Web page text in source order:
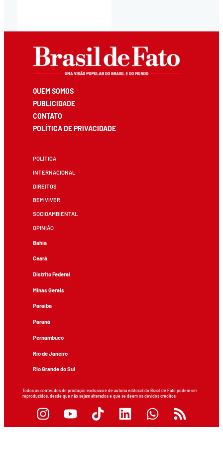
QUEM SOMOS
PUBLICIDADE
CONTATO
POLÍTICA DE PRIVACIDADE
POLÍTICA
INTERNACIONAL
DIREITOS
BEM VIVER
SOCIOAMBIENTAL
OPINIÃO
Bahia
Ceará
Distrito Federal
Minas Gerais
Paraíba
Paraná
Pernambuco
Rio de Janeiro
Rio Grande do Sul
Todos os conteúdos de produção exclusiva e de autoria editorial do Brasil de Fato podem ser
reproduzidos, desde que não sejam alterados e que se deem os devidos créditos.